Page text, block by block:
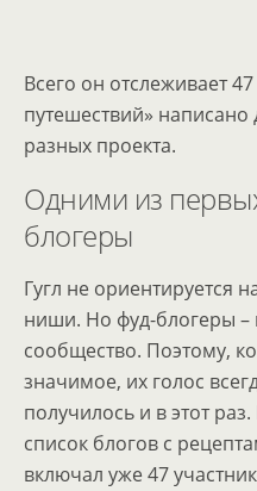
Всего он отслеживает
путешествий»
разных проекта.
Одними из
блогеры
Гугл не ориентируется
ниши. Но фуд-блогеры –
сообщество. Поэтому,
значимое, их голос
получилось и в этот
список блогов с
включал уже 47